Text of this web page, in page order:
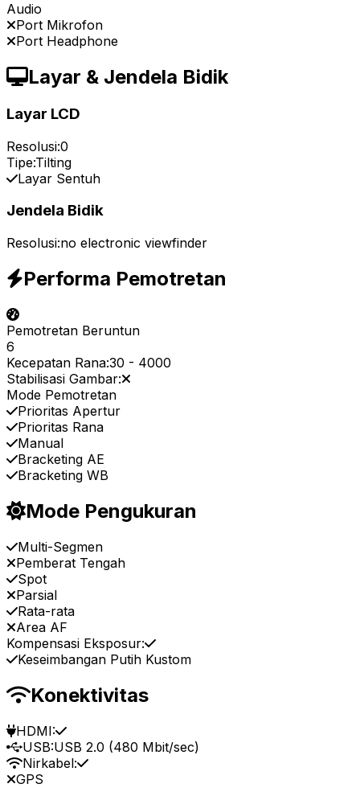
Audio
Port Mikrofon
Port Headphone
Layar & Jendela Bidik
Layar LCD
Resolusi:0
Tipe:Tilting
Layar Sentuh
Jendela Bidik
Resolusi:no electronic viewfinder
Performa Pemotretan
Pemotretan Beruntun
6
Kecepatan Rana:30 - 4000
Stabilisasi Gambar:
Mode Pemotretan
Prioritas Apertur
Prioritas Rana
Manual
Bracketing AE
Bracketing WB
Mode Pengukuran
Multi-Segmen
Pemberat Tengah
Spot
Parsial
Rata-rata
Area AF
Kompensasi Eksposur:
Keseimbangan Putih Kustom
Konektivitas
HDMI:
USB:USB 2.0 (480 Mbit/sec)
Nirkabel:
GPS